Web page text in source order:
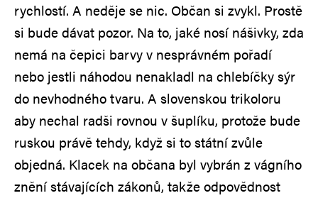
rychlostí. A neděje se nic. Občan si zvykl. Prostě
si bude dávat pozor. Na to, jaké nosí nášivky, zda
nemá na čepici barvy v nesprávném pořadí
nebo jestli náhodou nenakladl na chlebíčky sýr
do nevhodného tvaru. A slovenskou trikoloru
aby nechal radši rovnou v šuplíku, protože bude
ruskou právě tehdy, když si to státní zvůle
objedná. Klacek na občana byl vybrán z vágního
znění stávajících zákonů, takže odpovědnost